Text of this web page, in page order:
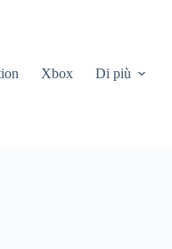
Xbox Di più